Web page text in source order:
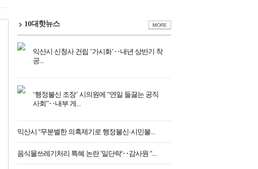
10대핫뉴스
익산시 신청사 건립 ‘가시화’‥내년 상반기 착
공...
‘행정불신 조장’ 시의원에 “연일 들끓는 공직
사회”‥내부 게...
익산시 “무분별한 의혹제기로 행정불신·시민불...
음식물쓰레기처리 특혜 논란 '일단락'‥감사원 “...